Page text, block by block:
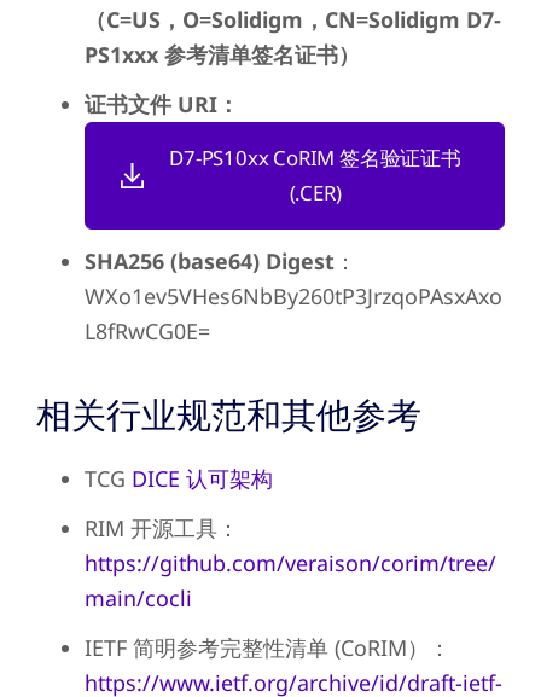
（C=US，O=Solidigm，CN=Solidigm D7-
PS1xxx 参考清单签名证书）
证书文件 URI：
D7-PS10xx CoRIM 签名验证证书
(.CER)
SHA256 (base64) Digest：
WXo1ev5VHes6NbBy260tP3JrzqoPAsxAxo
L8fRwCG0E=
相关行业规范和其他参考
TCG DICE 认可架构
RIM 开源工具：
https://github.com/veraison/corim/tree/
main/cocli
IETF 简明参考完整性清单 (CoRIM）：
https://www.ietf.org/archive/id/draft-ietf-